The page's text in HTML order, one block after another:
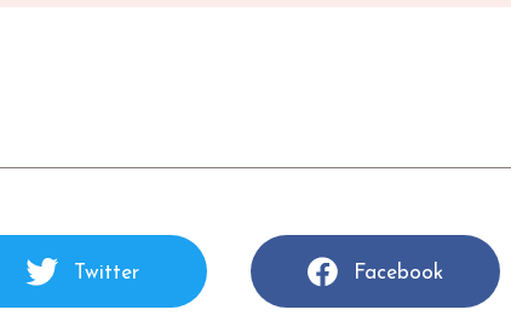
Twitter Facebook